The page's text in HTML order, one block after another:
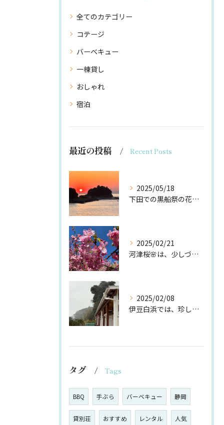
全てのカテゴリー
コテージ
バーベキュー
一棟貸し
おしゃれ
宿泊
最近の投稿 Recent Posts
2025/05/18
下田での黒船祭の花火🎆
2025/02/21
河津桜🌸は、少しづつ咲き始めてますが、今の時期は、白浜桜の里...
2025/02/08
伊豆白浜では、珍しい雪❄️
タグ Tags
BBQ 手ぶら バーベキュー 静岡
貸別荘 おすすめ レンタル 人気